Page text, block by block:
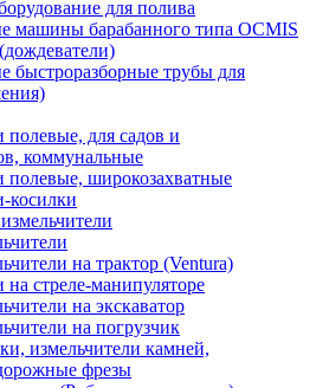
для полива
машины барабанного типа OCMIS
трубы для
полевые, для садов и
коммунальные
полевые, широкозахватные
косилки
на трактор (Ventura)
на стреле-манипуляторе
на экскаватор
на погрузчик
измельчители камней,
фрезы